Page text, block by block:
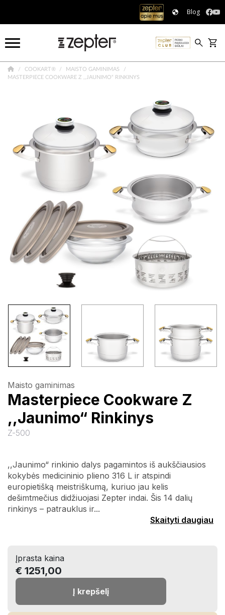
Blog
COOKART®
MAISTO GAMINIMAS
MASTERPIECE COOKWARE Z ,,JAUNIMO“ RINKINYS
Maisto gaminimas
Masterpiece Cookware Z
,,Jaunimo“ Rinkinys
Z-500
,,Jaunimo“ rinkinio dalys pagamintos iš aukščiausios
kokybės medicininio plieno 316 L ir atspindi
europietišką meistriškumą, kuriuo jau kelis
dešimtmečius didžiuojasi Zepter indai. Šis 14 dalių
rinkinys – patrauklus ir...
Skaityti daugiau
Įprasta kaina
€ 1251,00
Į krepšelį